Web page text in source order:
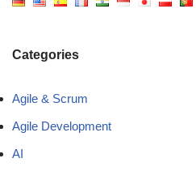
Categories
Agile & Scrum
Agile Development
AI